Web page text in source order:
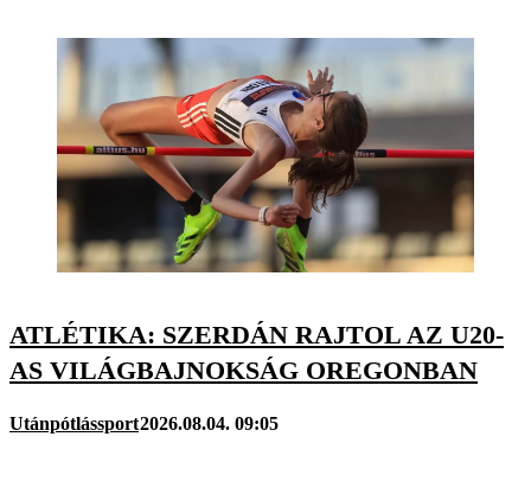
ATLÉTIKA: SZERDÁN RAJTOL AZ U20-
AS VILÁGBAJNOKSÁG OREGONBAN
Utánpótlássport2026.08.04. 09:05